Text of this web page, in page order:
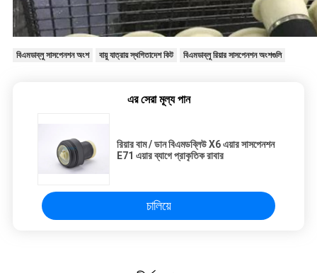
বিএমডাব্লু সাসপেনশন অংশ বায়ু যাত্রায় স্থগিতাদেশ কিট বিএমডাব্লু রিয়ার সাসপেনশন অংশগুলি
এর সেরা মূল্য পান
রিয়ার বাম / ডান বিএমডব্লিউ X6 এয়ার সাসপেনশন
E71 এয়ার ব্যাগে প্রাকৃতিক রাবার
চালিয়ে